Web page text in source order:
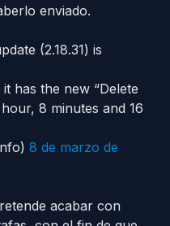
enviado.
(2.18.31) is
has the new “Delete
8 minutes and 16
8 de marzo de
acabar con